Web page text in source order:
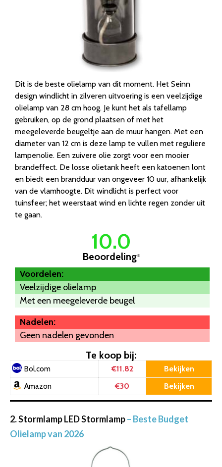
Dit is de beste olielamp van dit moment. Het Seinn
design windlicht in zilveren uitvoering is een veelzijdige
olielamp van 28 cm hoog. Je kunt het als tafellamp
gebruiken, op de grond plaatsen of met het
meegeleverde beugeltje aan de muur hangen. Met een
diameter van 12 cm is deze lamp te vullen met reguliere
lampenolie. Een zuivere olie zorgt voor een mooier
brandeffect. De losse olietank heeft een katoenen lont
en biedt een brandduur van ongeveer 10 uur, afhankelijk
van de vlamhoogte. Dit windlicht is perfect voor
tuinsfeer; het weerstaat wind en lichte regen zonder uit
te gaan.
10.0
Beoordeling*
Voordelen:
Veelzijdige olielamp
Met een meegeleverde beugel
Nadelen:
Geen nadelen gevonden
Te koop bij:
Bol.com €11.82 Bekijken
Amazon €30 Bekijken
2. Stormlamp LED Stormlamp– Beste Budget
Olielamp van 2026